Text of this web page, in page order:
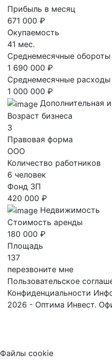
Прибыль в месяц
671 000 ₽
Окупаемость
41 мес.
Среднемесячные обороты
1 690 000 ₽
Среднемесячные расходы
1 000 000 ₽
Дополнительная
Возраст бизнеса
3
Правовая форма
ООО
Количество работников
6 человек
Фонд ЗП
420 000 ₽
Недвижимость
Стоимость аренды
180 000 ₽
Площадь
137
перезвоните мне
Пользовательское
Конфиденциальности
2026 - Оптима Инвест.
Файлы cookie